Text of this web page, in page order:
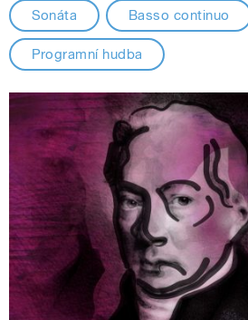
Sonáta Basso continuo
Programní hudba